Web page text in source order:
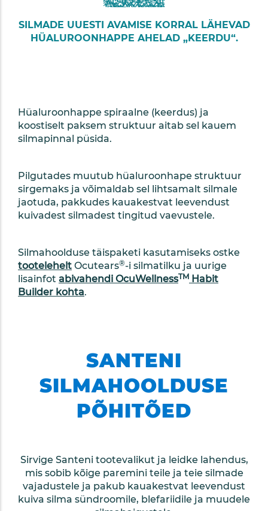
SILMADE UUESTI AVAMISE KORRAL LÄHEVAD
HÜALUROONHAPPE AHELAD „KEERDU“.
Hüaluroonhappe spiraalne (keerdus) ja
koostiselt paksem struktuur aitab sel kauem
silmapinnal püsida.
Pilgutades muutub hüaluroonhape struktuur
sirgemaks ja võimaldab sel lihtsamalt silmale
jaotuda, pakkudes kauakestvat leevendust
kuivadest silmadest tingitud vaevustele.
Silmahoolduse täispaketi kasutamiseks ostke
tootelehelt Ocutears®-i silmatilku ja uurige
lisainfot abivahendi OcuWellnessTM Habit
Builder kohta.
SANTENI
SILMAHOOLDUSE
PÕHITÕED
Sirvige Santeni tootevalikut ja leidke lahendus,
mis sobib kõige paremini teile ja teie silmade
vajadustele ja pakub kauakestvat leevendust
kuiva silma sündroomile, blefariidile ja muudele